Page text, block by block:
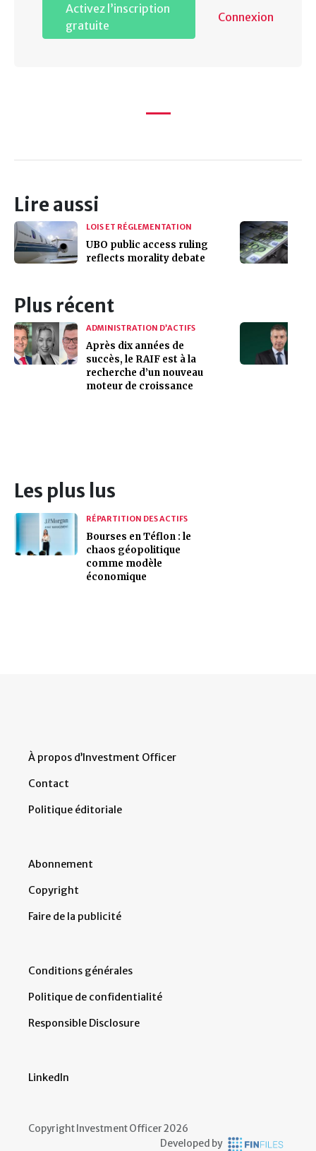
Activez l’inscription
gratuite
Connexion
Lire aussi
LOIS ET RÉGLEMENTATION
UBO public access ruling
reflects morality debate
Plus récent
ADMINISTRATION D’ACTIFS
Après dix années de
succès, le RAIF est à la
recherche d’un nouveau
moteur de croissance
Les plus lus
RÉPARTITION DES ACTIFS
Bourses en Téflon : le
chaos géopolitique
comme modèle
économique
À propos d’Investment Officer
Contact
Politique éditoriale
Abonnement
Copyright
Faire de la publicité
Conditions générales
Politique de confidentialité
Responsible Disclosure
LinkedIn
Copyright Investment Officer 2026
Developed by